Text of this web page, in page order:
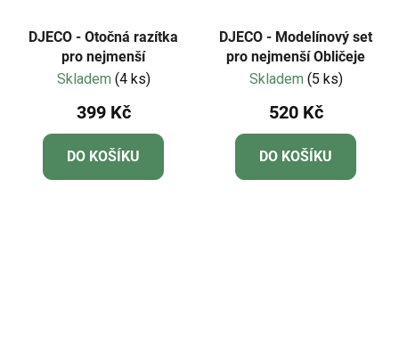
DJECO - Otočná razítka
pro nejmenší
Skladem (4 ks)
399 Kč
DO KOŠÍKU
DJECO - Modelínový set
pro nejmenší Obličeje
Skladem (5 ks)
520 Kč
DO KOŠÍKU